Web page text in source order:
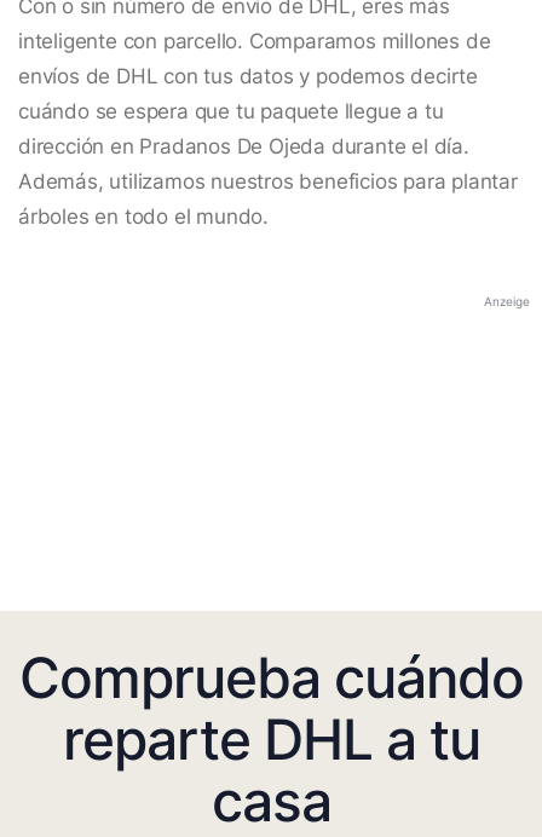
Con o sin número de envío de DHL, eres más
inteligente con parcello. Comparamos millones de
envíos de DHL con tus datos y podemos decirte
cuándo se espera que tu paquete llegue a tu
dirección en Pradanos De Ojeda durante el día.
Además, utilizamos nuestros beneficios para plantar
árboles en todo el mundo.
Anzeige
Comprueba cuándo
reparte DHL a tu
casa